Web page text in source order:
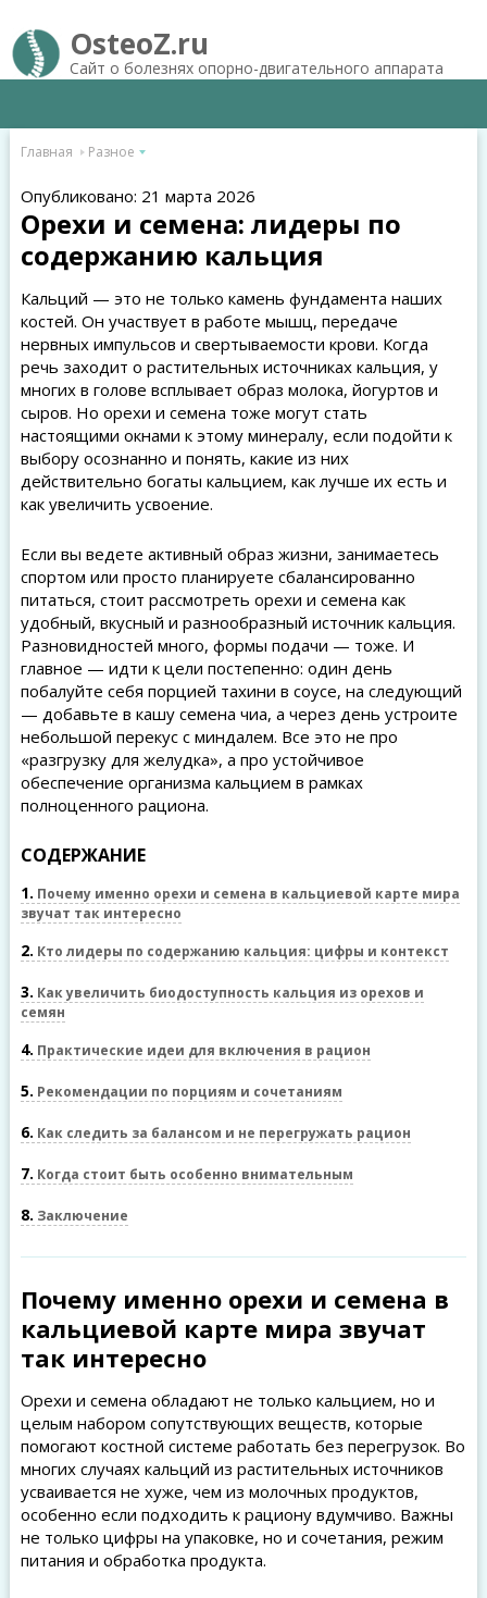
OsteoZ.ru
Сайт о болезнях опорно-двигательного аппарата
Главная Разное
Опубликовано: 21 марта 2026
Орехи и семена: лидеры по
содержанию кальция
Кальций — это не только камень фундамента наших
костей. Он участвует в работе мышц, передаче
нервных импульсов и свертываемости крови. Когда
речь заходит о растительных источниках кальция, у
многих в голове всплывает образ молока, йогуртов и
сыров. Но орехи и семена тоже могут стать
настоящими окнами к этому минералу, если подойти к
выбору осознанно и понять, какие из них
действительно богаты кальцием, как лучше их есть и
как увеличить усвоение.
Если вы ведете активный образ жизни, занимаетесь
спортом или просто планируете сбалансированно
питаться, стоит рассмотреть орехи и семена как
удобный, вкусный и разнообразный источник кальция.
Разновидностей много, формы подачи — тоже. И
главное — идти к цели постепенно: один день
побалуйте себя порцией тахини в соусе, на следующий
— добавьте в кашу семена чиа, а через день устроите
небольшой перекус с миндалем. Все это не про
«разгрузку для желудка», а про устойчивое
обеспечение организма кальцием в рамках
полноценного рациона.
СОДЕРЖАНИЕ
1 Почему именно орехи и семена в кальциевой карте мира
звучат так интересно
2 Кто лидеры по содержанию кальция: цифры и контекст
3 Как увеличить биодоступность кальция из орехов и
семян
4 Практические идеи для включения в рацион
5 Рекомендации по порциям и сочетаниям
6 Как следить за балансом и не перегружать рацион
7 Когда стоит быть особенно внимательным
8 Заключение
Почему именно орехи и семена в
кальциевой карте мира звучат
так интересно
Орехи и семена обладают не только кальцием, но и
целым набором сопутствующих веществ, которые
помогают костной системе работать без перегрузок. Во
многих случаях кальций из растительных источников
усваивается не хуже, чем из молочных продуктов,
особенно если подходить к рациону вдумчиво. Важны
не только цифры на упаковке, но и сочетания, режим
питания и обработка продукта.